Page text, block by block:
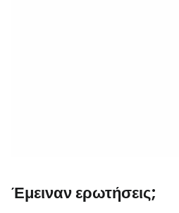
Έμειναν ερωτήσεις;